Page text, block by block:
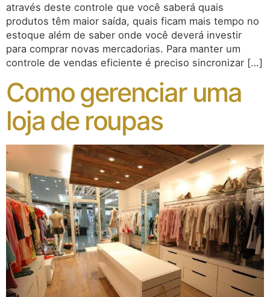
através deste controle que você saberá quais
produtos têm maior saída, quais ficam mais tempo no
estoque além de saber onde você deverá investir
para comprar novas mercadorias. Para manter um
controle de vendas eficiente é preciso sincronizar […]
Como gerenciar uma
loja de roupas